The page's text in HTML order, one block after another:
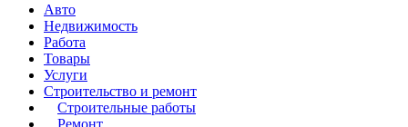
Авто
Недвижимость
Работа
Товары
Услуги
Строительство и ремонт
Строительные работы
Ремонт